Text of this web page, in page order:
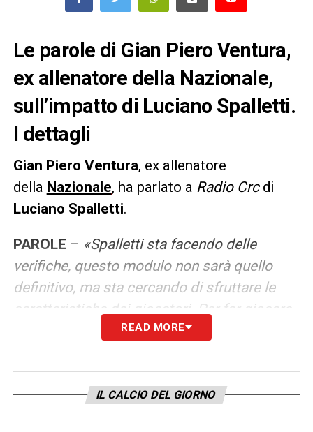
Le parole di Gian Piero Ventura,
ex allenatore della Nazionale,
sull’impatto di Luciano Spalletti.
I dettagli
Gian Piero Ventura, ex allenatore
della Nazionale, ha parlato a Radio Crcdi
Luciano Spalletti.
PAROLE – «Spalletti sta facendo delle
verifiche, questo modulo non sarà quello
definitivo, ma sta cercando di sfruttare le
caratteristiche dei giocatori. Per far giocare
Dimarco è chiaro che devi giocare a 3 o a 5,
credo voglia cavalcare un pò le qualità di chi
ha. Anche Zaniolo che Spalletti vede molto
READ MORE
IL CALCIO DEL GIORNO